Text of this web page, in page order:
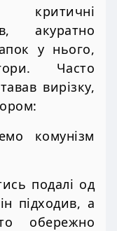
акуратно
у нього,
Часто
вирізку,
комунізм
подалі од
підходив, а
обережно